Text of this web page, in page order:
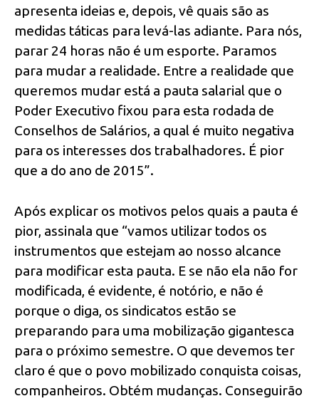
apresenta ideias e, depois, vê quais são as
medidas táticas para levá-las adiante. Para nós,
parar 24 horas não é um esporte. Paramos
para mudar a realidade. Entre a realidade que
queremos mudar está a pauta salarial que o
Poder Executivo fixou para esta rodada de
Conselhos de Salários, a qual é muito negativa
para os interesses dos trabalhadores. É pior
que a do ano de 2015”.
Após explicar os motivos pelos quais a pauta é
pior, assinala que “vamos utilizar todos os
instrumentos que estejam ao nosso alcance
para modificar esta pauta. E se não ela não for
modificada, é evidente, é notório, e não é
porque o diga, os sindicatos estão se
preparando para uma mobilização gigantesca
para o próximo semestre. O que devemos ter
claro é que o povo mobilizado conquista coisas,
companheiros. Obtém mudanças. Conseguirão